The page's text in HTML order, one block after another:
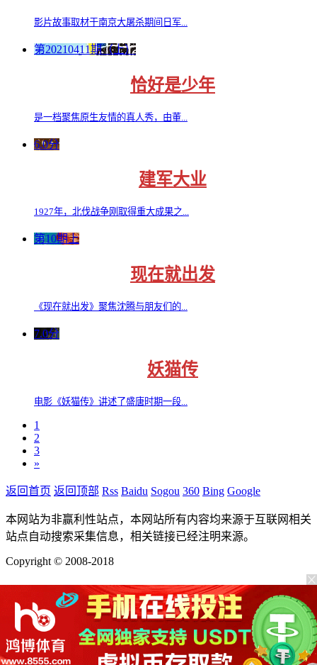
影片故事取材于南京大屠杀期间日军...
第20210411期（上）
恰好是少年
是一档聚焦原生友情的真人秀，由董...
6.0分
建军大业
1927年，北伐战争刚取得重大成果之...
第10期上
现在就出发
《现在就出发》聚焦沈腾与朋友们的...
7.0分
妖猫传
电影《妖猫传》讲述了盛唐时期一段...
1
2
3
»
返回首页 返回顶部 Rss Baidu Sogou 360 Bing Google
本网站为非赢利性站点，本网站所有内容均来源于互联网相关
站点自动搜索采集信息，相关链接已经注明来源。
Copyright © 2008-2018